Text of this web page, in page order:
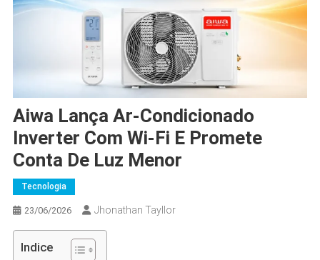
Aiwa Lança Ar-Condicionado
Inverter Com Wi-Fi E Promete
Conta De Luz Menor
Tecnologia
23/06/2026 Jhonathan Tayllor
Indice